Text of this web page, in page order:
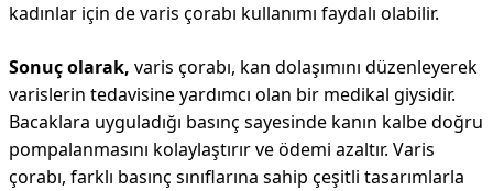
kadınlar için de varis çorabı kullanımı faydalı olabilir.
Sonuç olarak, varis çorabı, kan dolaşımını düzenleyerek
varislerin tedavisine yardımcı olan bir medikal giysidir.
Bacaklara uyguladığı basınç sayesinde kanın kalbe doğru
pompalanmasını kolaylaştırır ve ödemi azaltır. Varis
çorabı, farklı basınç sınıflarına sahip çeşitli tasarımlarla